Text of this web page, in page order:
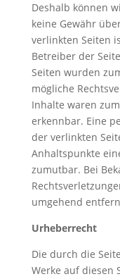
Deshalb können
keine Gewähr
verlinkten Seiten
Betreiber der
Seiten wurden
mögliche
Inhalte waren
erkennbar. Eine
der verlinkten
Anhaltspunkte
zumutbar. Bei
umgehend
Urheberrecht
Die durch die
Werke auf diesen